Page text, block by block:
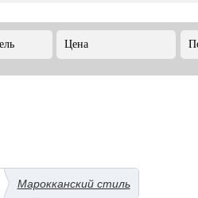
Цена
Марокканский стиль